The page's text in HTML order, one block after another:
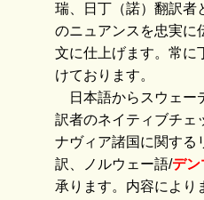
瑞、日丁（諾）翻訳者
のニュアンスを忠実に
文に仕上げます。常に
けております。
日本語からスウェー
訳者のネイティブチェ
ナヴィア諸国に関する
訳、ノルウェー語/デン
承ります。内容により